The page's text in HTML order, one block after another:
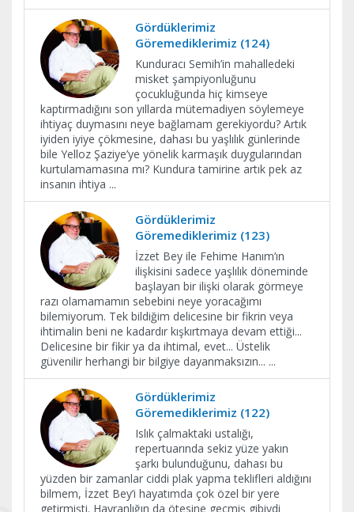
Gördüklerimiz
Göremediklerimiz (124)
Kunduracı Semih’in mahalledeki
misket şampiyonluğunu
çocukluğunda hiç kimseye
kaptırmadığını son yıllarda mütemadiyen söylemeye
ihtiyaç duymasını neye bağlamam gerekiyordu? Artık
iyiden iyiye çökmesine, dahası bu yaşlılık günlerinde
bile Yelloz Şaziye’ye yönelik karmaşık duygularından
kurtulamamasına mı? Kundura tamirine artık pek az
insanın ihtiya ...
Gördüklerimiz
Göremediklerimiz (123)
İzzet Bey ile Fehime Hanım’ın
ilişkisini sadece yaşlılık döneminde
başlayan bir ilişki olarak görmeye
razı olamamamın sebebini neye yoracağımı
bilemiyorum. Tek bildiğim delicesine bir fikrin veya
ihtimalin beni ne kadardır kışkırtmaya devam ettiği...
Delicesine bir fikir ya da ihtimal, evet... Üstelik
güvenilir herhangi bir bilgiye dayanmaksızın... ...
Gördüklerimiz
Göremediklerimiz (122)
Islık çalmaktaki ustalığı,
repertuarında sekiz yüze yakın
şarkı bulunduğunu, dahası bu
yüzden bir zamanlar ciddi plak yapma teklifleri aldığını
bilmem, İzzet Bey’i hayatımda çok özel bir yere
getirmişti. Hayranlığın da ötesine geçmiş gibiydi